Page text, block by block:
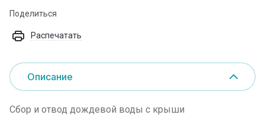
Поделиться
Распечатать
Описание
Сбор и отвод дождевой воды с крыши